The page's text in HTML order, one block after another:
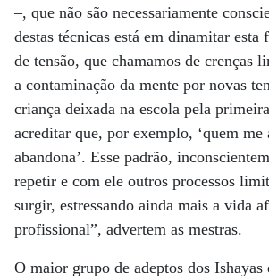
–, que não são necessariamente
destas técnicas está em dinamitar esta
de tensão, que chamamos de crenças
a contaminação da mente por novas
criança deixada na escola pela
acreditar que, por exemplo, ‘quem me
abandona’. Esse padrão,
repetir e com ele outros processos
surgir, estressando ainda mais a vida
profissional”, advertem as mestras.
O maior grupo de adeptos dos